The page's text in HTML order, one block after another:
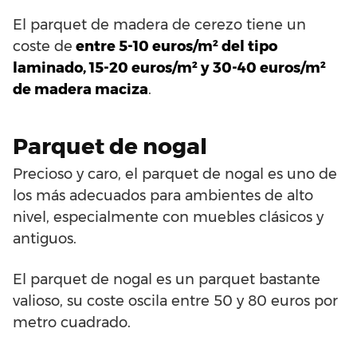
El parquet de madera de cerezo tiene un
coste de entre 5-10 euros/m² del tipo
laminado, 15-20 euros/m² y 30-40 euros/m²
de madera maciza.
Parquet de nogal
Precioso y caro, el parquet de nogal es uno de
los más adecuados para ambientes de alto
nivel, especialmente con muebles clásicos y
antiguos.
El parquet de nogal es un parquet bastante
valioso, su coste oscila entre 50 y 80 euros por
metro cuadrado.